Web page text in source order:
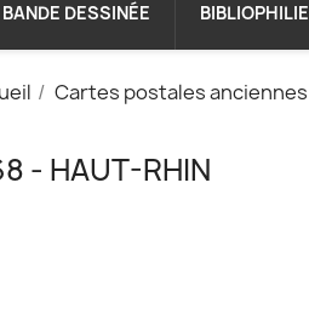
BANDE DESSINÉE BIBLIOPHILIE
Cartes postales anciennes
- HAUT-RHIN